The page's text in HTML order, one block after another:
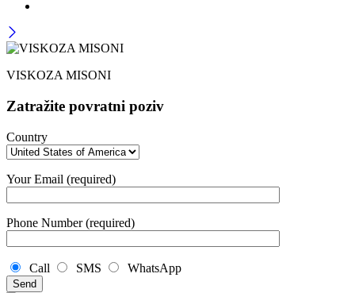
VISKOZA MISONI
Zatražite povratni poziv
Country
Your Email (required)
Phone Number (required)
Call SMS WhatsApp